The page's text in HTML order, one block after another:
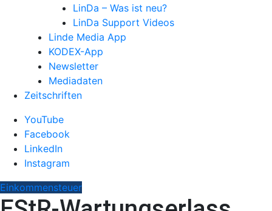
LinDa – Was ist neu?
LinDa Support Videos
Linde Media App
KODEX-App
Newsletter
Mediadaten
Zeitschriften
YouTube
Facebook
LinkedIn
Instagram
Einkommensteuer